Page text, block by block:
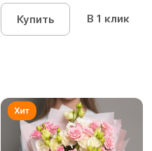
Купить В 1 клик